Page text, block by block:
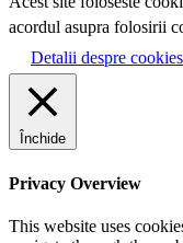
acordul asupra folosirii
Detalii despre cookies
Închide
Privacy Overview
This website uses